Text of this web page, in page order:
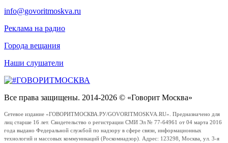
info@govoritmoskva.ru
Реклама на радио
Города вещания
Наши слушатели
Все права защищены. 2014-2026 © «Говорит Москва»
Сетевое издание «ГОВОРИТМОСКВА.РУ/GOVORITMOSKVA.RU». Предназначено для
лиц старше 16 лет. Свидетельство о регистрации СМИ Эл № 77-64961 от 04 марта 2016
года выдано Федеральной службой по надзору в сфере связи, информационных
технологий и массовых коммуникаций (Роскомнадзор). Адрес: 123298, Москва, ул. 3-я